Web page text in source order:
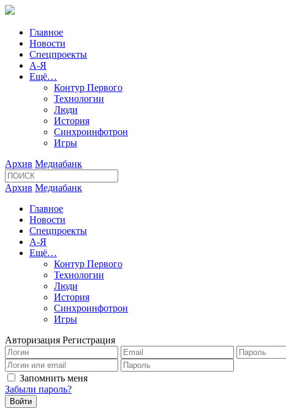
Главное
Новости
Спецпроекты
А-Я
Ещё…
Контур Первого
Технологии
Люди
История
Синхроинфотрон
Игры
Архив Медиабанк
Архив Медиабанк
Главное
Новости
Спецпроекты
А-Я
Ещё…
Контур Первого
Технологии
Люди
История
Синхроинфотрон
Игры
Авторизация Регистрация
Запомнить меня
Забыли пароль?